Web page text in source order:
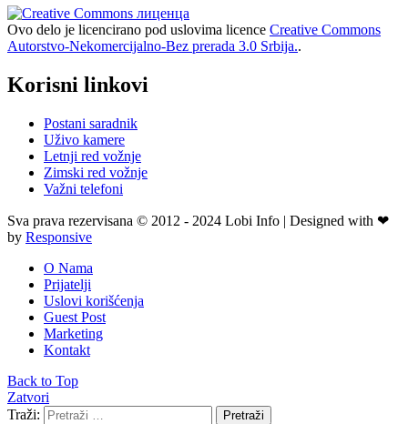
Ovo delo je licencirano pod uslovima licence Creative Commons
Autorstvo-Nekomercijalno-Bez prerada 3.0 Srbija..
Korisni linkovi
Postani saradnik
Uživo kamere
Letnji red vožnje
Zimski red vožnje
Važni telefoni
Sva prava rezervisana © 2012 - 2024 Lobi Info | Designed with ❤
by Responsive
O Nama
Prijatelji
Uslovi korišćenja
Guest Post
Marketing
Kontakt
Back to Top
Zatvori
Traži:
Pretraži